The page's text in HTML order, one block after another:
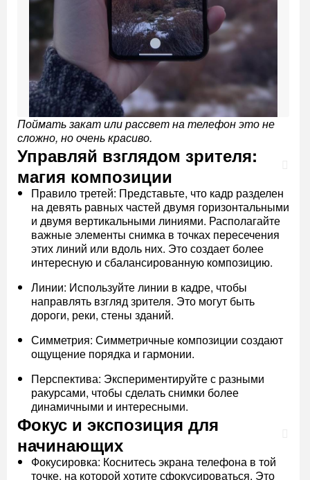
Поймать закат или рассвет на телефон это не
сложно, но очень красиво.
Управляй взглядом зрителя:
магия композиции
Правило третей: Представьте, что кадр разделен
на девять равных частей двумя горизонтальными
и двумя вертикальными линиями. Располагайте
важные элементы снимка в точках пересечения
этих линий или вдоль них. Это создает более
интересную и сбалансированную композицию.
Линии: Используйте линии в кадре, чтобы
направлять взгляд зрителя. Это могут быть
дороги, реки, стены зданий.
Симметрия: Симметричные композиции создают
ощущение порядка и гармонии.
Перспектива: Экспериментируйте с разными
ракурсами, чтобы сделать снимки более
динамичными и интересными.
Фокус и экспозиция для
начинающих
Фокусировка: Коснитесь экрана телефона в той
точке, на которой хотите сфокусироваться. Это